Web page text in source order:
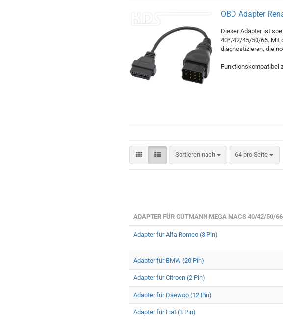
OBD Adapter
Dieser Adapter ist
40*/42/45/50/66. Mit
diagnostizieren, die
Funktionskompatibel
Sortieren nach 64 pro Seite
ADAPTER FÜR GUTMANN MEGA MACS 40/42/50/66
Adapter für Alfa Romeo (3 Pin)
Adapter für BMW (20 Pin)
Adapter für Citroen (2 Pin)
Adapter für Daewoo (12 Pin)
Adapter für Fiat (3 Pin)